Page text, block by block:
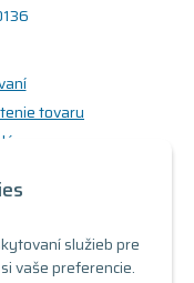
služieb pre
vaše preferencie.
tovaru